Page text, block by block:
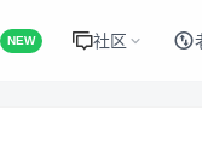
NEW 社区